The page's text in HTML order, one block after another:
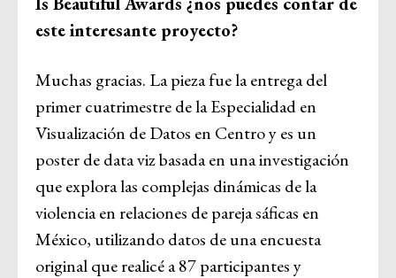
este interesante proyecto?
Muchas gracias. La pieza fue la entrega del
primer cuatrimestre de la Especialidad en
Visualización de Datos en Centro y es un
poster de data viz basada en una investigación
que explora las complejas dinámicas de la
violencia en relaciones de pareja sáficas en
México, utilizando datos de una encuesta
original que realicé a 87 participantes y